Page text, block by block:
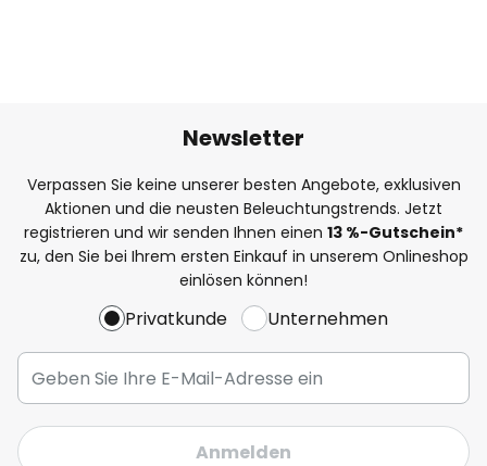
Newsletter
Verpassen Sie keine unserer besten Angebote, exklusiven
Aktionen und die neusten Beleuchtungstrends. Jetzt
registrieren und wir senden Ihnen einen 13 %-Gutschein*
zu, den Sie bei Ihrem ersten Einkauf in unserem Onlineshop
einlösen können!
Privatkunde Unternehmen
Anmelden